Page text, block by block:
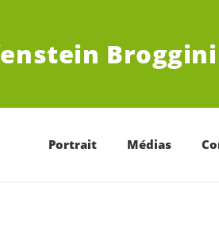
Portrait Médias